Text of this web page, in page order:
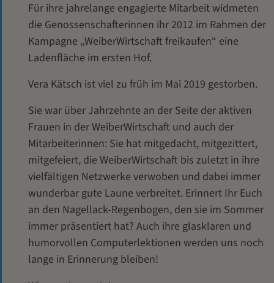
Für ihre jahrelange engagierte Mitarbeit widmeten
die Genossenschafterinnen ihr 2012 im Rahmen der
Kampagne „WeiberWirtschaft freikaufen“ eine
Ladenfläche im ersten Hof.
Vera Kätsch ist viel zu früh im Mai 2019 gestorben.
Sie war über Jahrzehnte an der Seite der aktiven
Frauen in der WeiberWirtschaft und auch der
Mitarbeiterinnen: Sie hat mitgedacht, mitgezittert,
mitgefeiert, die WeiberWirtschaft bis zuletzt in ihre
vielfältigen Netzwerke verwoben und dabei immer
wunderbar gute Laune verbreitet. Erinnert Ihr Euch
an den Nagellack-Regenbogen, den sie im Sommer
immer präsentiert hat? Auch ihre glasklaren und
humorvollen Computerlektionen werden uns noch
lange in Erinnerung bleiben!